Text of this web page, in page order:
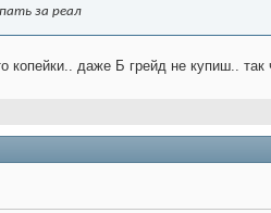
за реал
копейки.. даже Б грейд не купиш.. так